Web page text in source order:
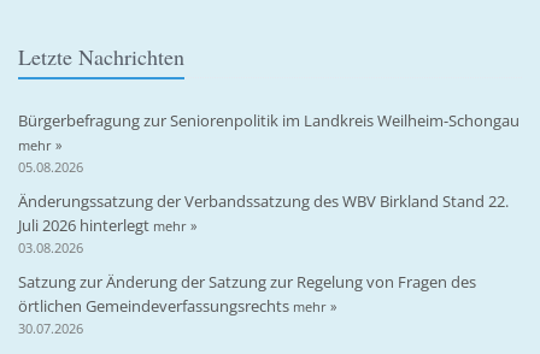
Letzte Nachrichten
Bürgerbefragung zur Seniorenpolitik im Landkreis Weilheim-Schongau
mehr »
05.08.2026
Änderungssatzung der Verbandssatzung des WBV Birkland Stand 22.
Juli 2026 hinterlegt mehr »
03.08.2026
Satzung zur Änderung der Satzung zur Regelung von Fragen des
örtlichen Gemeindeverfassungsrechts mehr »
30.07.2026